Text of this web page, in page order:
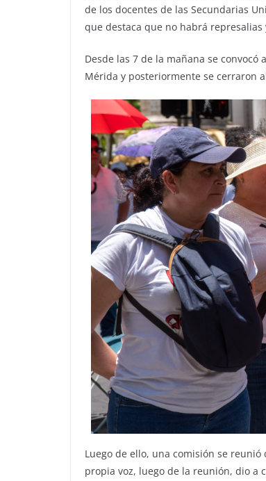
de los docentes de las Secundarias
que destaca que no habrá
Desde las 7 de la mañana se
Mérida y posteriormente se cerraron
Luego de ello, una comisión se
propia voz, luego de la reunión, dio a